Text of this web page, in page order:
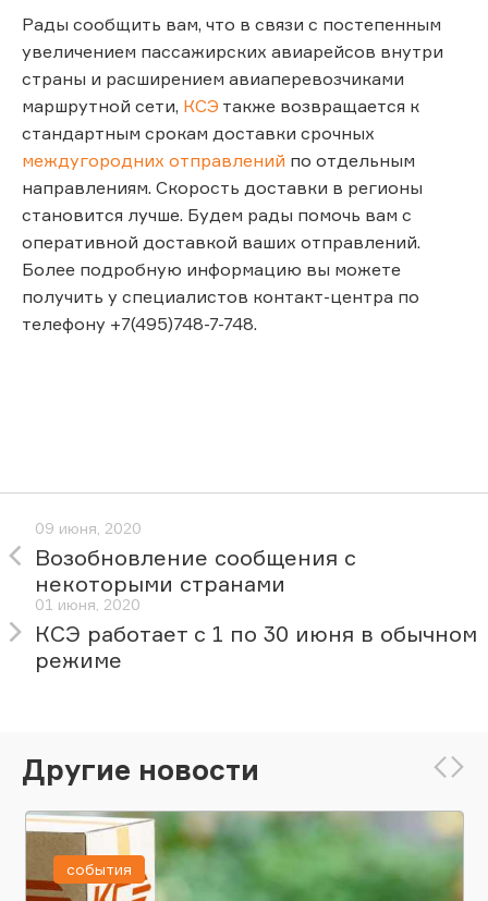
Рады сообщить вам, что в связи с постепенным
увеличением пассажирских авиарейсов внутри
страны и расширением авиаперевозчиками
маршрутной сети, КСЭ также возвращается к
стандартным срокам доставки срочных
междугородних отправлений по отдельным
направлениям. Скорость доставки в регионы
становится лучше. Будем рады помочь вам с
оперативной доставкой ваших отправлений.
Более подробную информацию вы можете
получить у специалистов контакт-центра по
телефону +7(495)748-7-748.
09 июня, 2020
Возобновление сообщения с
некоторыми странами
01 июня, 2020
КСЭ работает с 1 по 30 июня в обычном
режиме
Другие новости
события